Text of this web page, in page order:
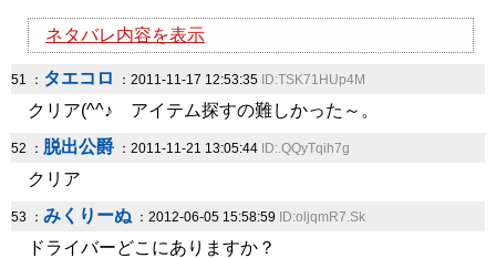
ネタバレ内容を表示
51 ： タエコロ ：2011-11-17 12:53:35 ID:TSK71HUp4M
クリア(^^♪ アイテム探すの難しかった～。
52 ： 脱出公爵 ：2011-11-21 13:05:44 ID:.QQyTqih7g
クリア
53 ： みくりーぬ ：2012-06-05 15:58:59 ID:oljqmR7.Sk
ドライバーどこにありますか？